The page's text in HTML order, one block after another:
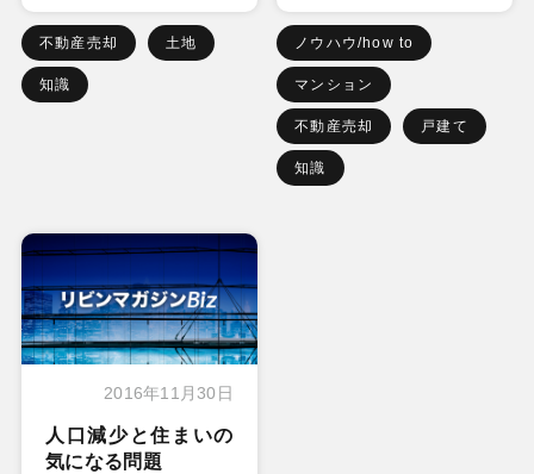
不動産売却 土地
知識
ノウハウ/how to
マンション
不動産売却 戸建て
知識
2016年11月30日
人口減少と住まいの
気になる問題